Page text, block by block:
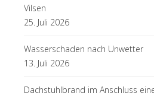
Vilsen
25. Juli 2026
Wasserschaden nach Unwetter
13. Juli 2026
Dachstuhlbrand im Anschluss